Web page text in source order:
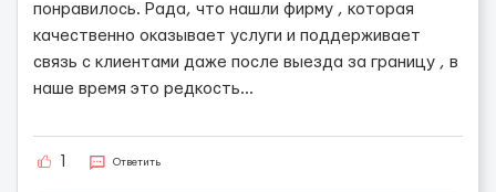
понравилось. Рада, что нашли фирму , которая
качественно оказывает услуги и поддерживает
связь с клиентами даже после выезда за границу , в
наше время это редкость...
Ответить